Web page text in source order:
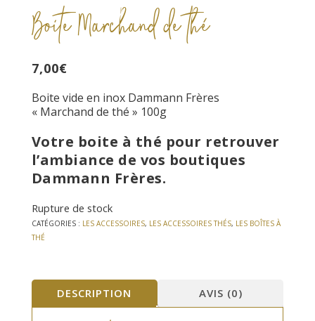
Boite Marchand de thé
7,00€
Boite vide en inox Dammann Frères
« Marchand de thé » 100g
Votre boite à thé pour retrouver
l’ambiance de vos boutiques
Dammann Frères.
Rupture de stock
CATÉGORIES : LES ACCESSOIRES, LES ACCESSOIRES THÉS, LES BOÎTES À
THÉ
DESCRIPTION AVIS (0)